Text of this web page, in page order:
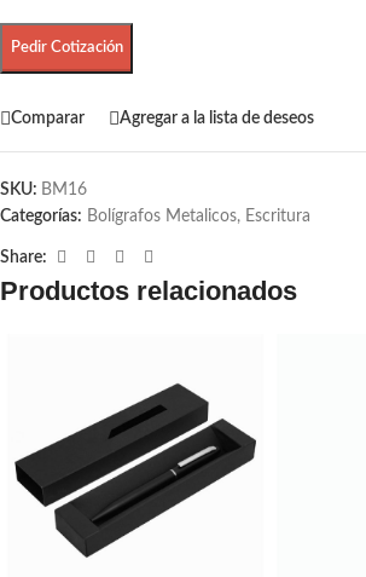
Pedir Cotización
Comparar Agregar a la lista de deseos
SKU: BM16
Categorías: Bolígrafos Metalicos, Escritura
Share:
Productos relacionados